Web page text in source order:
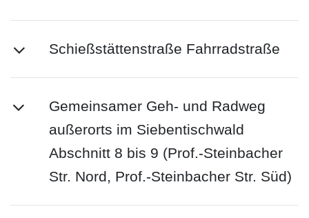
Schießstättenstraße Fahrradstraße
Gemeinsamer Geh- und Radweg
außerorts im Siebentischwald
Abschnitt 8 bis 9 (Prof.-Steinbacher
Str. Nord, Prof.-Steinbacher Str. Süd)